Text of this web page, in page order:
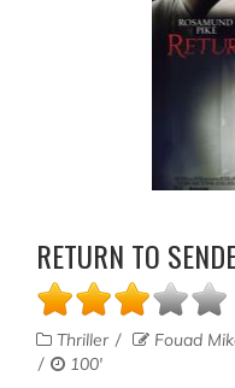
RETURN TO
Thriller Fouad
100'